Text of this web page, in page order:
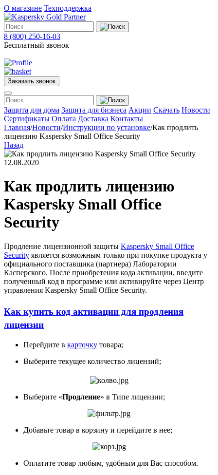
О магазине Техподдержка
8 (800) 250-16-03
Бесплатный звонок
Заказать звонок
Меню
Защита
для
дома
Защита
для
О
магазине
Техподдержка
Акции
Скачать
Сертификаты
Оплата
Доставка
Контакты
8
(800)
16-
info@store-
Защита для дома Защита для бизнеса Акции Скачать Новости
Сертификаты Оплата Доставка Контакты
Главная/Новости/Инструкции по установке/Как продлить
лицензию Kaspersky Small Office Security
Назад
12.08.2020
Как продлить лицензию
Kaspersky Small Office
Security
Продление лицензионной защиты Kaspersky Small Office
Security является возможным только при покупке продукта у
официального поставщика (партнера) Лаборатории
Касперского. После приобретения кода активации, введите
полученный код в программе или активируйте через Центр
управления Kaspersky Small Office Security.
Как купить код активации для продления
лицензии
Перейдите в карточку товара;
Выберите текущее количество лицензий;
Выберите «Продление» в Типе лицензии;
Добавьте товар в корзину и перейдите в нее;
Оплатите товар любым, удобным для Вас способом.